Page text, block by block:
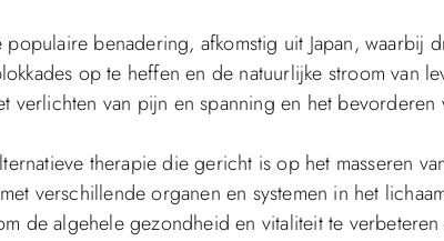
populaire benadering, afkomstig uit Japan,
op te heffen en de natuurlijke stroom van
verlichten van pijn en spanning en het
therapie die gericht is op het masseren
verschillende organen en systemen in het
de algehele gezondheid en vitaliteit te